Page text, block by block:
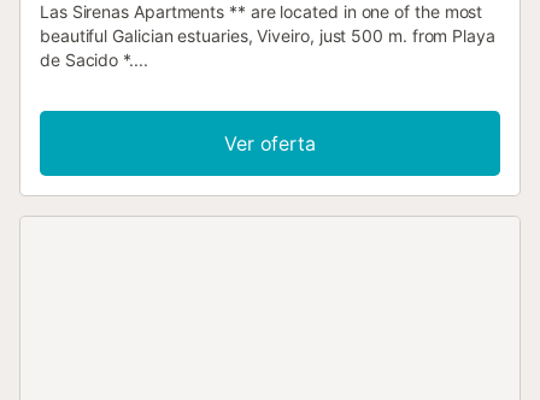
Las Sirenas Apartments ** are located in one of the most
beautiful Galician estuaries, Viveiro, just 500 m. from Playa
de Sacido *....
Ver oferta